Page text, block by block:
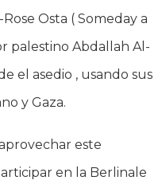
Osta ( Someday a
palestino Abdallah Al-
el asedio , usando sus
y Gaza.
este
en la Berlinale